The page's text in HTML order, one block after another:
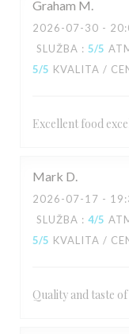
Graham M
2026-07-30 -
SLUŽBA : 5/5
5/5 KVALITA /
Excellent food
Mark D
2026-07-17 -
SLUŽBA : 4/5
5/5 KVALITA /
Quality and taste